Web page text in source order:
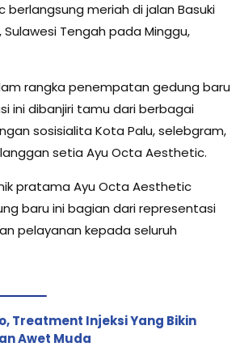
berlangsung meriah di jalan Basuki
Tengah pada Minggu,
rangka penempatan gedung baru
ini dibanjiri tamu dari berbagai
sosisialita Kota Palu, selebgram,
setia Ayu Octa Aesthetic.
pratama Ayu Octa Aesthetic
baru ini bagian dari representasi
pelayanan kepada seluruh
Treatment Injeksi Yang Bikin
Awet Muda